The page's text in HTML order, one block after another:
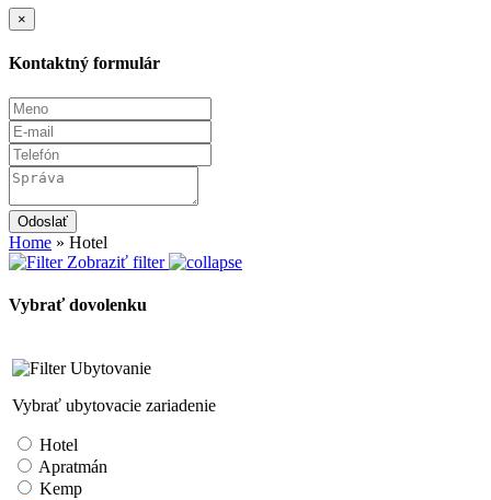
×
Kontaktný formulár
Odoslať
Home » Hotel
Zobraziť filter
Vybrať dovolenku
Ubytovanie
Vybrať ubytovacie zariadenie
Hotel
Apratmán
Kemp